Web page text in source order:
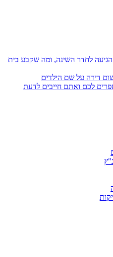
לחדר השינה, ומה שקבע בית
דירה על שם הילדים
לכם ואתם חייבים לדעת